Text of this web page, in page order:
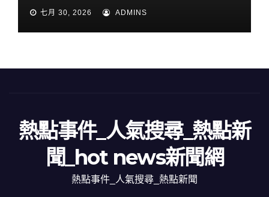
七月 30, 2026 ADMINS
熱點事件_人氣搜尋_熱點新
聞_hot news新聞網
熱點事件_人氣搜尋_熱點新聞